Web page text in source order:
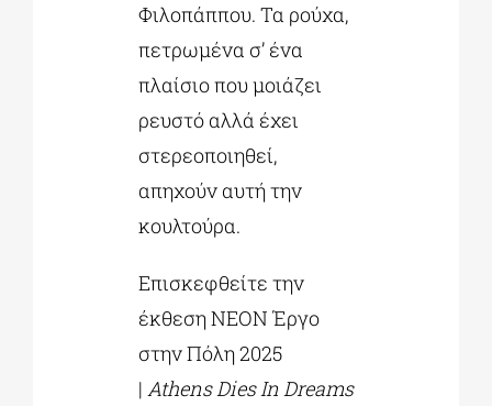
Φιλοπάππου. Τα ρούχα,
πετρωµένα σ’ ένα
πλαίσιο που µοιάζει
ρευστό αλλά έχει
στερεοποιηθεί,
απηχούν αυτή την
κουλτούρα.
Επισκεφθείτε την
έκθεση NEON Έργο
στην Πόλη 2025
| Athens Dies In Dreams